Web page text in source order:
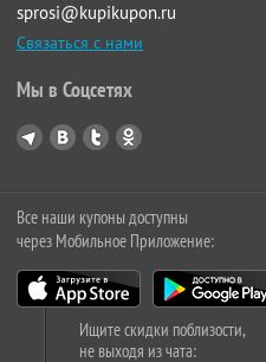
sprosi@kupikupon.ru
Связаться с нами
Мы в Соцсетях
Все наши купоны доступны
через Мобильное Приложение:
Ищите скидки поблизости,
не выходя из чата: